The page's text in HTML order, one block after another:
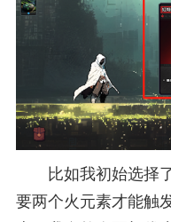
比如我初始选择
要两个火元素才能触